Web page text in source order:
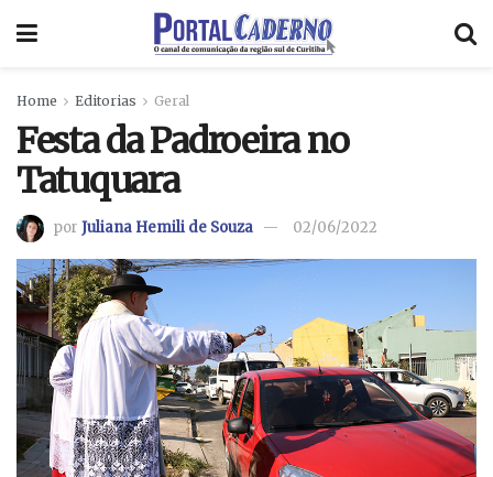
Home Editorias Geral
Festa da Padroeira no
Tatuquara
por Juliana Hemili de Souza 02/06/2022